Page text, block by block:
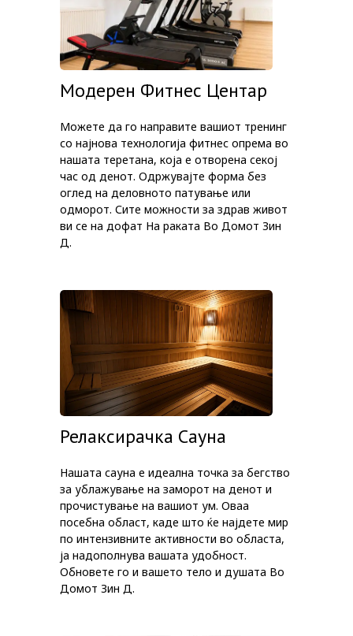
Модерен Фитнес Центар
Можете да го направите вашиот тренинг
со најнова технологија фитнес опрема во
нашата теретана, која е отворена секој
час од денот. Одржувајте форма без
оглед на деловното патување или
одморот. Сите можности за здрав живот
ви се на дофат На раката Во Домот Зин
Д.
Релаксирачка Сауна
Нашата сауна е идеална точка за бегство
за ублажување на заморот на денот и
прочистување на вашиот ум. Оваа
посебна област, каде што ќе најдете мир
по интензивните активности во областа,
ја надополнува вашата удобност.
Обновете го и вашето тело и душата Во
Домот Зин Д.